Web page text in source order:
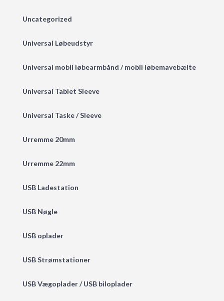
Uncategorized
Universal Løbeudstyr
Universal mobil løbearmbånd / mobil løbemavebælte
Universal Tablet Sleeve
Universal Taske / Sleeve
Urremme 20mm
Urremme 22mm
USB Ladestation
USB Nøgle
USB oplader
USB Strømstationer
USB Vægoplader / USB biloplader